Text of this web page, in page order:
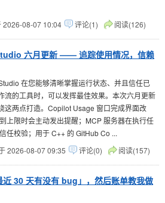
2026-08-07 10:04 评论(1) 阅读(126)
六月更新 —— 追踪使用情况，信赖
在您能够清晰掌握运行状态、并且信任已
流的工具时，可以发挥最佳效果。本次六月更新
这两点打造。Copilot Usage 窗口完成界面改
上限时会主动发出提醒；MCP 服务器在执行任
任校验；用于 C++ 的 GitHub Co ...
2026-08-07 09:35 评论(0) 阅读(157)
近 30 天有没有 bug」，然后账单教我做